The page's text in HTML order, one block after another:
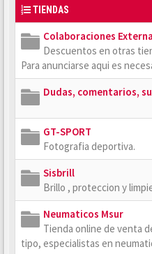
TIENDAS
Colaboraciones
Descuentos en otras
Para anunciarse aqui es
Dudas, comentarios,
GT-SPORT
Fotografia deportiva.
Sisbrill
Brillo , proteccion y
Neumaticos Msur
Tienda online de venta
tipo, especialistas en